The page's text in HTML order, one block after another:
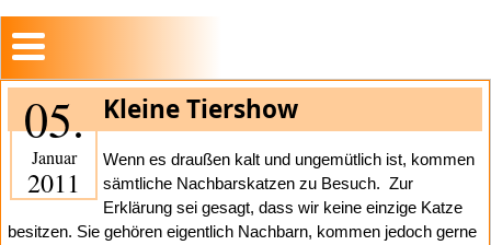
05.
Januar
2011
Kleine Tiershow
Wenn es draußen kalt und ungemütlich ist, kommen
sämtliche Nachbarskatzen zu Besuch. Zur
Erklärung sei gesagt, dass wir keine einzige Katze
besitzen. Sie gehören eigentlich Nachbarn, kommen jedoch gerne